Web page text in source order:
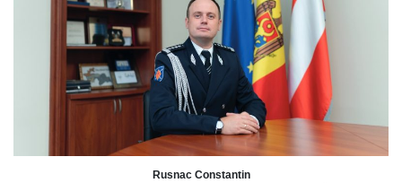
Rusnac Constantin